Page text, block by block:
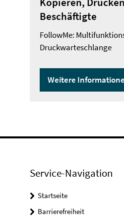
Beschäftigte
FollowMe:
Druckwarteschlange
Weitere
Service-Navigation
Startseite
Barrierefreiheit